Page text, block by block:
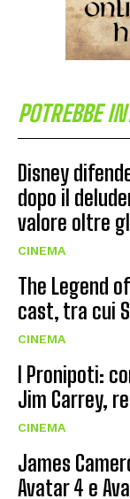
POTREBBE
Disney
dopo il
valore oltre
CINEMA
The Legend
cast, tra cui
CINEMA
I Pronipoti:
Jim Carrey,
CINEMA
James
Avatar 4 e